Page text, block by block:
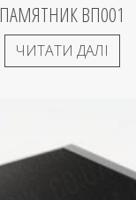
ПАМЯТНИК ВП001
ЧИТАТИ ДАЛІ